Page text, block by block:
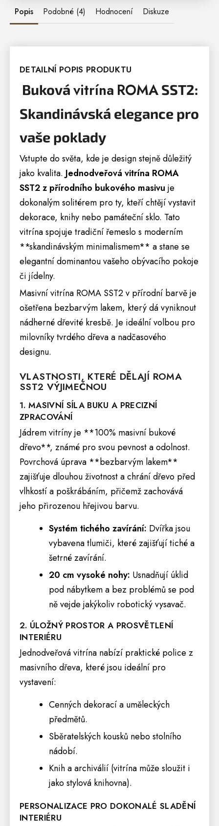
Popis Podobné (4) Hodnocení Diskuze
DETAILNÍ POPIS PRODUKTU
Buková vitrína ROMA SST2:
Skandinávská elegance pro
vaše poklady
Vstupte do světa, kde je design stejně důležitý
jako kvalita. Jednodveřová vitrína ROMA
SST2 z přírodního bukového masivu je
dokonalým solitérem pro ty, kteří chtějí vystavit
dekorace, knihy nebo památeční sklo. Tato
vitrína spojuje tradiční řemeslo s moderním
**skandinávským minimalismem** a stane se
elegantní dominantou vašeho obývacího pokoje
či jídelny.
Masivní vitrína ROMA SST2 v přírodní barvě je
ošetřena bezbarvým lakem, který dá vyniknout
nádherné dřevité kresbě. Je ideální volbou pro
milovníky tvrdého dřeva a nadčasového
designu.
VLASTNOSTI, KTERÉ DĚLAJÍ ROMA
SST2 VÝJIMEČNOU
1. MASIVNÍ SÍLA BUKU A PRECIZNÍ
ZPRACOVÁNÍ
Jádrem vitríny je **100% masivní bukové
dřevo**, známé pro svou pevnost a odolnost.
Povrchová úprava **bezbarvým lakem**
zajišťuje dlouhou životnost a chrání dřevo před
vlhkostí a poškrábáním, přičemž zachovává
jeho přirozenou hřejivou barvu.
Systém tichého zavírání: Dvířka jsou
vybavena tlumiči, které zajišťují tiché a
šetrné zavírání.
20 cm vysoké nohy: Usnadňují úklid
pod nábytkem a bez problémů se pod
ně vejde jakýkoliv robotický vysavač.
2. ÚLOŽNÝ PROSTOR A PROSVĚTLENÍ
INTERIÉRU
Jednodveřová vitrína nabízí praktické police z
masivního dřeva, které jsou ideální pro
vystavení:
Cenných dekorací a uměleckých
předmětů.
Sběratelských kousků nebo stolního
nádobí.
Knih a archiválií (vitrína může sloužit i
jako stylová knihovna).
PERSONALIZACE PRO DOKONALÉ SLADĚNÍ
INTERIÉRU